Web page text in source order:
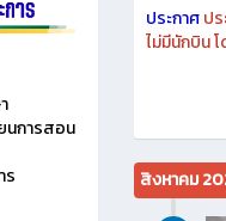
นการสอน
ร
ประกาศป
ไม่มีนักบิน
สิงหาคม